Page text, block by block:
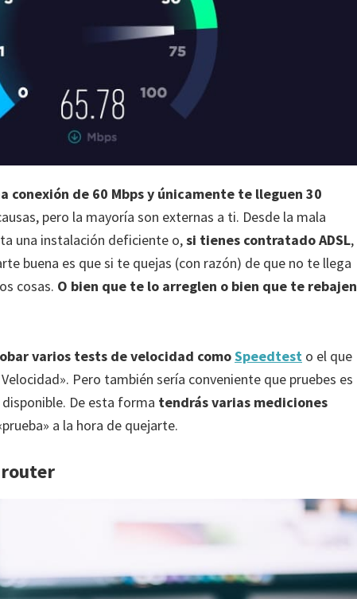
conexión de 60 Mbps y únicamente te lleguen 30
pero la mayoría son externas a ti. Desde la mala
una instalación deficiente o,si tienes contratado ADSL,
buena es que si te quejas (con razón) de que no te llega
cosas. O bien que te lo arreglen o bien que te rebajen
varios tests de velocidad comoSpeedtest o el que
Pero también sería conveniente que pruebes es
De esta forma tendrás varias mediciones
a la hora de quejarte.